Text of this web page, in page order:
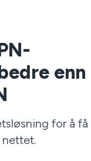
enn
for å få
nettet.